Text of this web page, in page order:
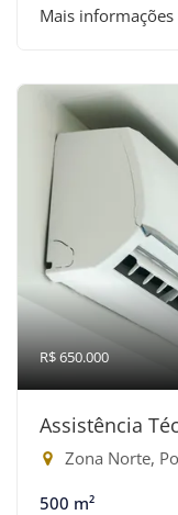
Mais informações
R$ 650.000
Assistência
Zona Norte,
500 m²